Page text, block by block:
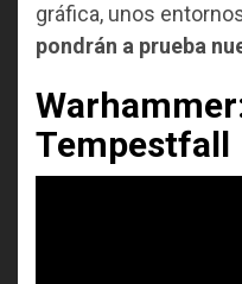
gráfica, unos
pondrán a prueba
Tempestfall